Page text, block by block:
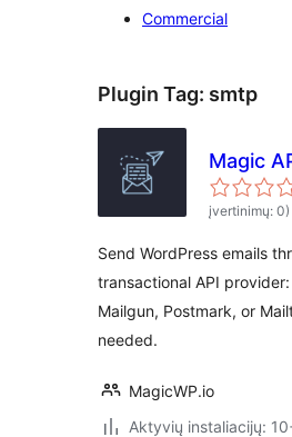
Commercial
Plugin Tag: smtp
Magic
įvertinimų: 0)
Send WordPress emails
transactional API provider:
Mailgun, Postmark, or
needed.
MagicWP.io
Aktyvių instaliacijų: